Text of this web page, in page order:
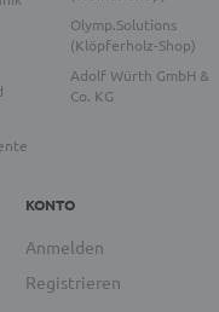
Olymp.Solutions
(Klöpferholz-Shop)
Adolf Würth GmbH &
Co. KG
KONTO
Anmelden
Registrieren